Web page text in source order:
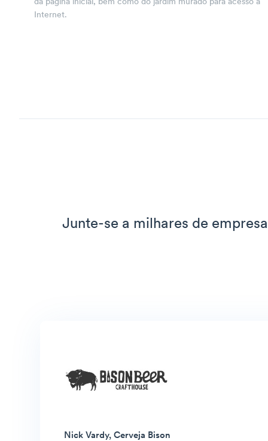
da página inicial, bem como do jardim murado para acesso à
Internet.
Junte-se a milhares de
Nick Vardy, Cerveja Bison